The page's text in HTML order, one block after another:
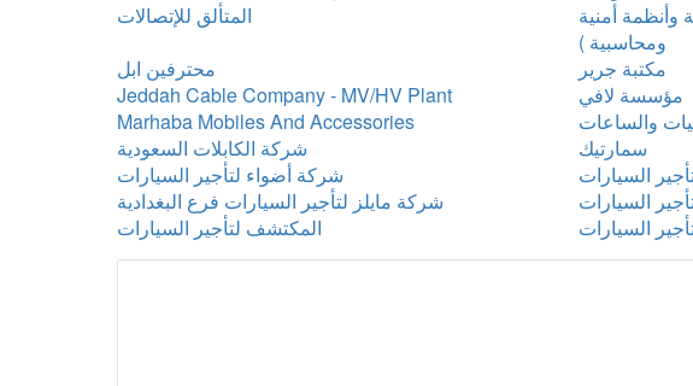
المتألق للإتصالات
وأنظمة أمنية
ومحاسبية )
محترفين ابل
مكتبة جرير
Jeddah Cable Company - MV/HV Plant
مؤسسة لافي
Marhaba Mobiles And Accessories
والساعات
شركة الكابلات السعودية
سمارتيك
شركة أضواء لتأجير السيارات
السيارات
شركة مايلز لتأجير السيارات فرع البغدادية
السيارات
المكتشف لتأجير السيارات
السيارات